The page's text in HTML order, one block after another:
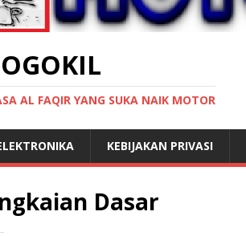
AL FAQIR YANG SUKA NAIK MOTOR
KEBIJAKAN PRIVASI
Dasar